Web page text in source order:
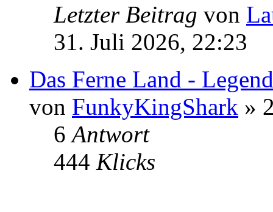
Letzter Beitrag von
31. Juli 2026, 22:23
Das Ferne Land -
von FunkyKingShark »
6Antwort
444 Klicks